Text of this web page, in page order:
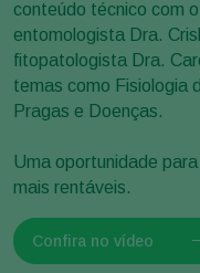
conteúdo técnico com
entomologista Dra.
fitopatologista Dra.
temas como Fisiologia
Pragas e Doenças.
Uma oportunidade
mais rentáveis.
Confira no vídeo